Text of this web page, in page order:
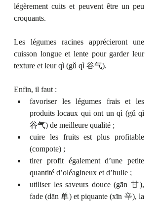
légèrement cuits et peuvent être un peu
croquants.
Les légumes racines apprécieront une
cuisson longue et lente pour garder leur
texture et leur qì (gǔ qì 谷气).
Enfin, il faut :
favoriser les légumes frais et les
produits locaux qui ont un qì (gǔ qì
谷气) de meilleure qualité ;
cuire les fruits est plus profitable
(compote) ;
tirer profit également d’une petite
quantité d’oléagineux et d’huile ;
utiliser les saveurs douce (gān 甘),
fade (dān 单) et piquante (xīn 辛), la